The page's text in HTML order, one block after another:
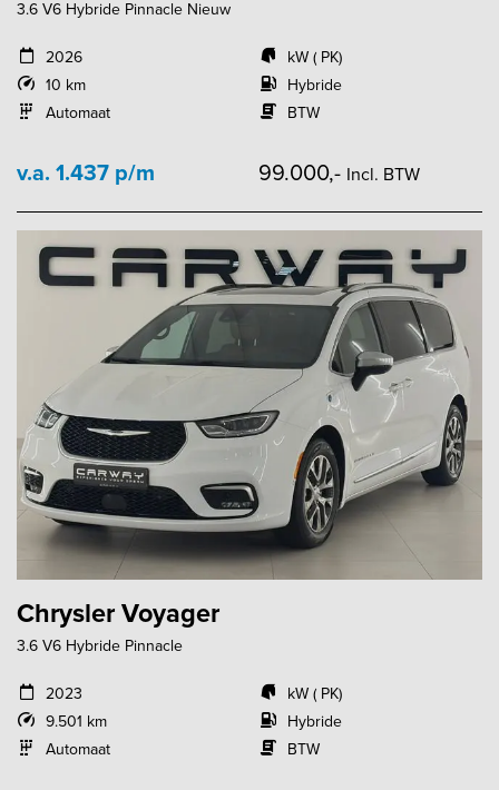
3.6 V6 Hybride Pinnacle Nieuw
2026
10 km
Automaat
kW ( PK)
Hybride
BTW
v.a. 1.437 p/m 99.000,- Incl. BTW
Chrysler Voyager
3.6 V6 Hybride Pinnacle
2023
9.501 km
Automaat
kW ( PK)
Hybride
BTW